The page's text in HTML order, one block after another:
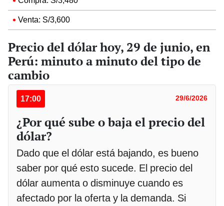
Venta: S/3,600
Precio del dólar hoy, 29 de junio, en
Perú: minuto a minuto del tipo de
cambio
17:00 29/6/2026
¿Por qué sube o baja el precio del
dólar?
Dado que el dólar está bajando, es bueno
saber por qué esto sucede. El precio del
dólar aumenta o disminuye cuando es
afectado por la oferta y la demanda. Si